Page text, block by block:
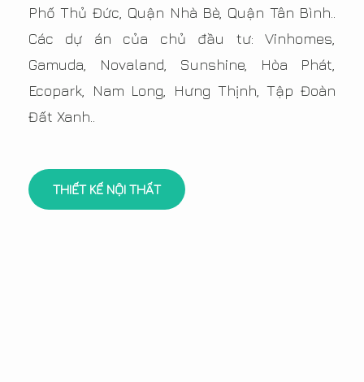
Phố Thủ Đức, Quận Nhà Bè, Quận Tân Bình..
Các dự án của chủ đầu tư: Vinhomes,
Gamuda, Novaland, Sunshine, Hòa Phát,
Ecopark, Nam Long, Hưng Thịnh, Tập Đoàn
Đất Xanh..
THIẾT KẾ NỘI THẤT